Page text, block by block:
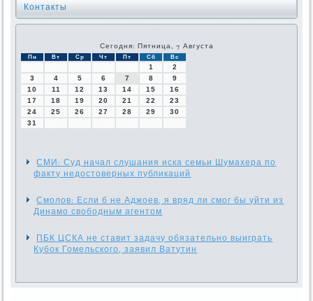
Контакты
Сегодня: Пятница, 7 Августа
Пн Вт Ср Чт Пт Сб Вс
1
2
3
4 5 6 7 8
9
10
11 12 13 14 15
16
17
18 19 20 21 22
23
24
25 26 27 28 29
30
31
СМИ: Суд начал слушания иска семьи Шумахера по
факту недостоверных публикаций
Смолов: Если б не Аджоев, я вряд ли смог бы уйти из
Динамо свободным агентом
ПБК ЦСКА не ставит задачу обязательно выиграть
Кубок Гомельского, заявил Ватутин